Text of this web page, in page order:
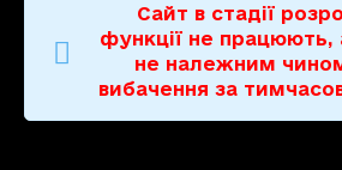
Сайт в стадії
функції не
не належним
вибачення за